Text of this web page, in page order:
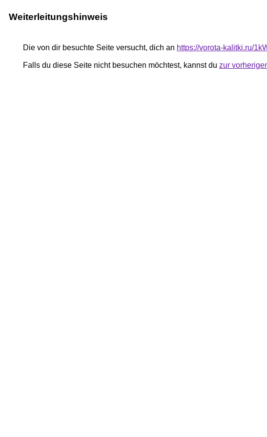
Weiterleitungshinweis
Die von dir besuchte Seite versucht, dich an https://vorota-kalitki.ru/
Falls du diese Seite nicht besuchen möchtest, kannst du zur